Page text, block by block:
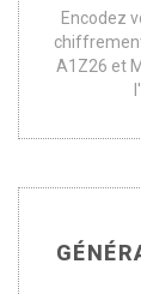
Encodez
A1Z26 et